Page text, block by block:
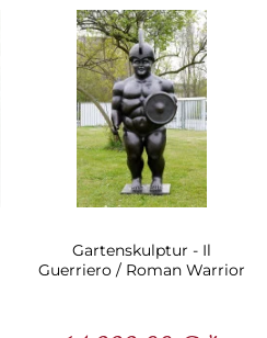
Gartenskulptur - Il
Guerriero / Roman Warrior